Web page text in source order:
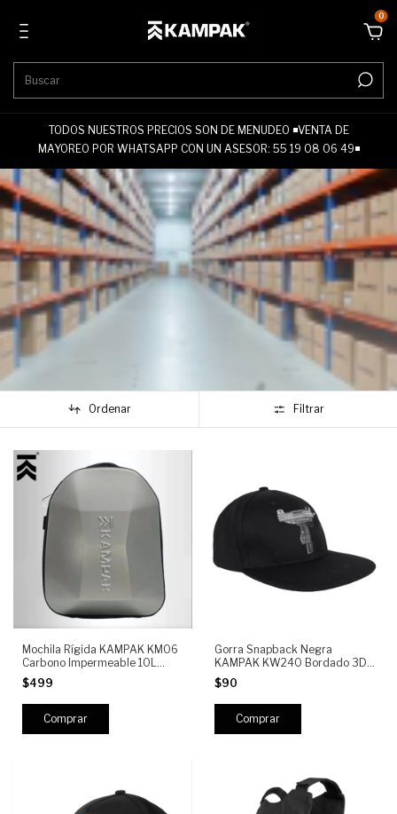
0
TODOS NUESTROS PRECIOS SON DE MENUDEO ◾VENTA DE
MAYOREO POR WHATSAPP CON UN ASESOR: 55 19 08 06 49◾
Ordenar Filtrar
Mochila Rígida KAMPAK KM06
Carbono Impermeable 10L
Antigolpes
$499
Gorra Snapback Negra
KAMPAK KW240 Bordado 3D
Streetwear Urbano Unisex
Ajustable
$90